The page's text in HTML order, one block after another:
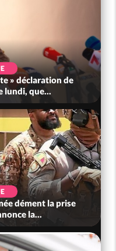
» déclaration de
lundi, que...
dément la prise
la...